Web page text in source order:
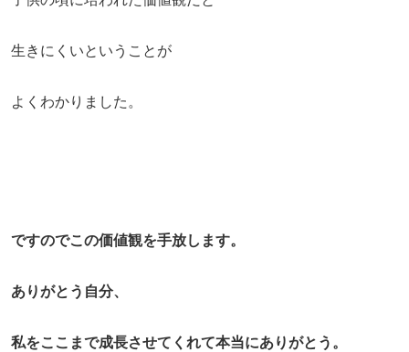
生きにくいということが
よくわかりました。
ですのでこの価値観を手放します。
ありがとう自分、
私をここまで成長させてくれて本当にありがとう。